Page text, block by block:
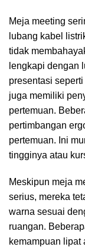
Meja meeting
lubang kabel
tidak
lengkapi dengan
presentasi
juga memiliki
pertemuan.
pertimbangan
pertemuan. Ini
tingginya atau
Meskipun meja
serius, mereka
warna sesuai
ruangan.
kemampuan lipat